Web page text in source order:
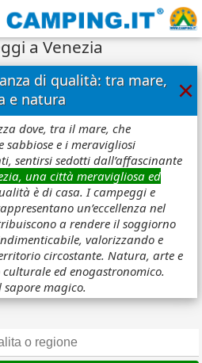
a Venezia
di qualità: tra mare,
e natura
×
dove, tra il mare, che
sabbiose e i meravigliosi
sentirsi sedotti dall’affascinante
una città meravigliosa ed
è di casa. I campeggi e
un’eccellenza nel
a rendere il soggiorno
valorizzando e
circostante. Natura, arte e
ed enogastronomico.
magico.